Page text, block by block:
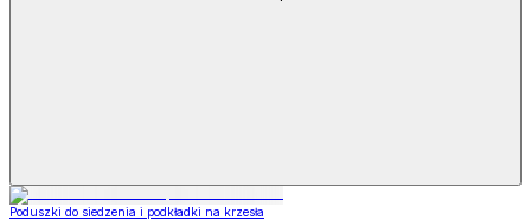
Poduszki do siedzenia i podkładki na krzesła